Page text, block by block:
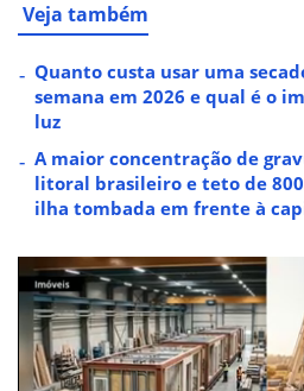
Veja também
Quanto custa usar uma
semana em 2026 e qual é o
luz
A maior concentração de
litoral brasileiro e teto de
ilha tombada em frente à